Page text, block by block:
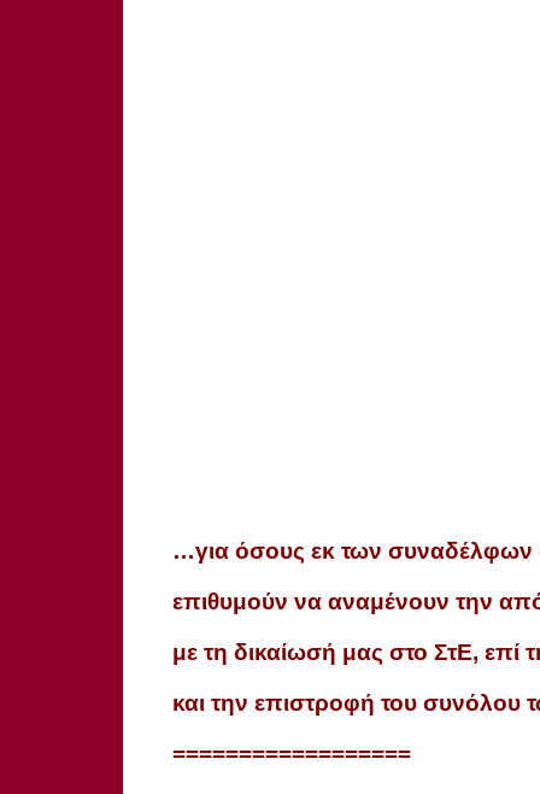
…για όσους εκ των συναδέλφων
επιθυμούν να αναμένουν την
με τη δικαίωσή μας στο ΣτΕ, επί
και την επιστροφή του συνόλου
==================